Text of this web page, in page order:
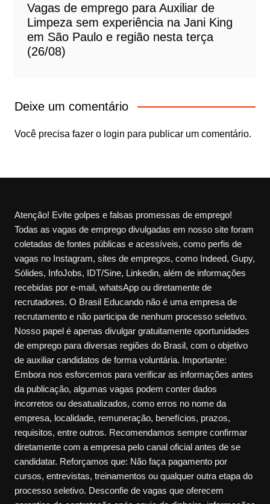
Vagas de emprego para Auxiliar de
Limpeza sem experiência na Jani King
em São Paulo e região nesta terça
(26/08)
Deixe um comentário
Você precisa fazer o login para publicar um comentário.
Atenção! Evite golpes e falsas promessas de emprego!
Todas as vagas de emprego divulgadas em nosso site foram
coletadas de fontes públicas e acessíveis, como perfis de
vagas no Instagram, sites de empregos, como Indeed, Gupy,
Sólides, InfoJobs, IDT/Sine, Linkedin, além de informações
recebidas por e-mail, whatsApp ou diretamente de
recrutadores. O Brasil Educando não é uma empresa de
recrutamento e não participa de nenhum processo seletivo.
Nosso papel é apenas divulgar gratuitamente oportunidades
de emprego para diversas regiões do Brasil, com o objetivo
de auxiliar candidatos de forma voluntária. Importante:
Embora nos esforcemos para verificar as informações antes
da publicação, algumas vagas podem conter dados
incorretos ou desatualizados, como erros no nome da
empresa, localidade, remuneração, benefícios, prazos,
requisitos, entre outros. Recomendamos sempre confirmar
diretamente com a empresa pelo canal oficial antes de se
candidatar. Reforçamos que: Não faça pagamento por
cursos, entrevistas, treinamentos ou qualquer outra etapa do
processo seletivo. Desconfie de vagas que oferecem